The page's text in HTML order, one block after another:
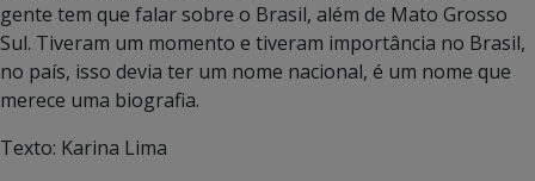
gente tem que falar sobre o Brasil, além de Mato Grosso
Sul. Tiveram um momento e tiveram importância no Brasil,
no país, isso devia ter um nome nacional, é um nome que
merece uma biografia.
Texto: Karina Lima